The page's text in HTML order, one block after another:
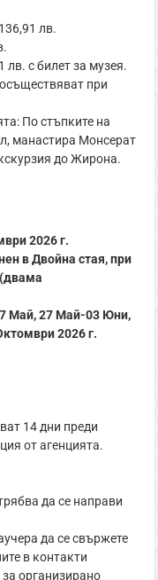
лв.
с билет за музея.
при
По стъпките на
манастира Монсерат
до Жирона.
2026 г.
в Двойна стая, при
Май, 27 Май-03 Юни,
2026 г.
14 дни преди
от агенцията.
да се направи
да се свържете
в контакти
организирано